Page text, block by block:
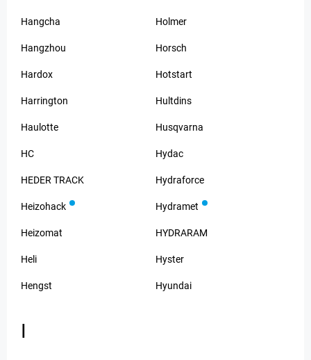
Hangcha
Hangzhou
Hardox
Harrington
Haulotte
HC
HEDER TRACK
Heizohack
Heizomat
Heli
Hengst
Holmer
Horsch
Hotstart
Hultdins
Husqvarna
Hydac
Hydraforce
Hydramet
HYDRARAM
Hyster
Hyundai
I